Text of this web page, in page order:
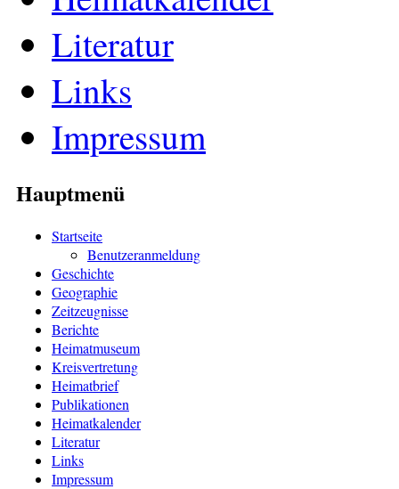
Literatur
Links
Impressum
Hauptmenü
Startseite
Benutzeranmeldung
Geschichte
Geographie
Zeitzeugnisse
Berichte
Heimatmuseum
Kreisvertretung
Heimatbrief
Publikationen
Heimatkalender
Literatur
Links
Impressum